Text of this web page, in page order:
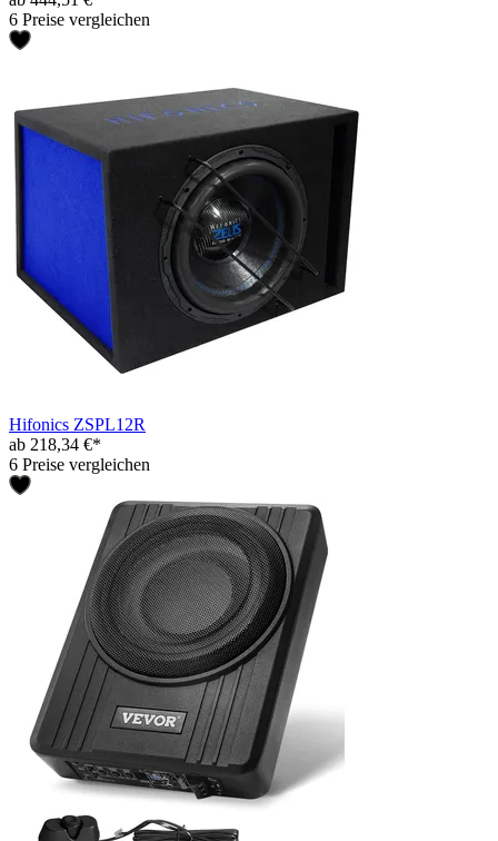
6 Preise vergleichen
Hifonics ZSPL12R
ab 218,34 €*
6 Preise vergleichen